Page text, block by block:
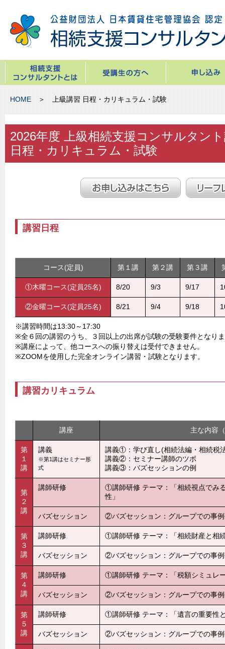
HOME ＞ 上級講習 日程・カリキュラム・試験
2026年度 上級相続支援コンサルタン
日程・カリキュラム・試験
講習日程
コース(定員) 第１講 第２講 第３講
①木曜コース(定員25名) 8/20 9/3 9/17
②金曜コース(定員25名) 8/21 9/4 9/18
※講習時間は13:30～17:30
※全６回の講習のうち、３回以上の出席が試験の受験要件となり
※講座によって、他コースへの振り替えは受付できません。
※ZOOMを使用した完全オンライン講習・試験となります。
講習カリキュラム
講座 主な内容
第
１
講
講義
※第1講はセミナー形
式
講義①：学び直し(相続法編・相続税
講義②：セミナー講師のツボ
講義③：バズセッションの例
第
２
講
講師研修
①講師研修 テーマ：「相続視点でみ
性」
バズセッション ②バズセッション：グループでの事
第
３
講
講師研修 ①講師研修 テーマ：「相続財産と相
バズセッション ②バズセッション：グループでの事
第
４
講
講師研修 ①講師研修 テーマ：「税額シミュレ
バズセッション ②バズセッション：グループでの事
第
５
講
講師研修 ①講師研修 テーマ：「遺言の重要性
バズセッション ②バズセッション：グループでの事